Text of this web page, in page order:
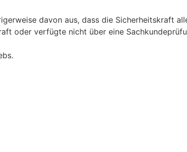
davon aus, dass die Sicherheitskraft
oder verfügte nicht über eine